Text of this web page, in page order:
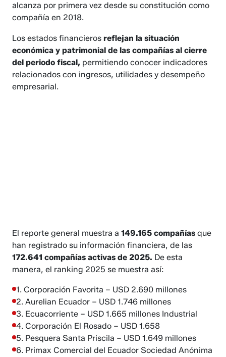
alcanza por primera vez desde su constitución como
compañía en 2018.
Los estados financierosreflejan la situación
económica y patrimonial de las compañías al cierre
del periodo fiscal, permitiendo conocer indicadores
relacionados con ingresos, utilidades y desempeño
empresarial.
El reporte general muestra a149.165 compañíasque
han registrado su información financiera, de las
172.641 compañías activas de 2025. De esta
manera, el ranking 2025 se muestra así:
1. Corporación Favorita – USD 2.690 millones
2. Aurelian Ecuador – USD 1.746 millones
3. Ecuacorriente – USD 1.665 millones Industrial
4. Corporación El Rosado – USD 1.658
5. Pesquera Santa Priscila – USD 1.649 millones
6. Primax Comercial del Ecuador Sociedad Anónima